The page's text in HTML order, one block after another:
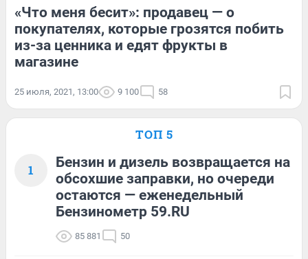
«Что меня бесит»: продавец — о
покупателях, которые грозятся побить
из-за ценника и едят фрукты в
магазине
25 июля, 2021, 13:00 9 100 58
ТОП 5
1
Бензин и дизель возвращается на
обсохшие заправки, но очереди
остаются — еженедельный
Бензинометр 59.RU
85 881 50